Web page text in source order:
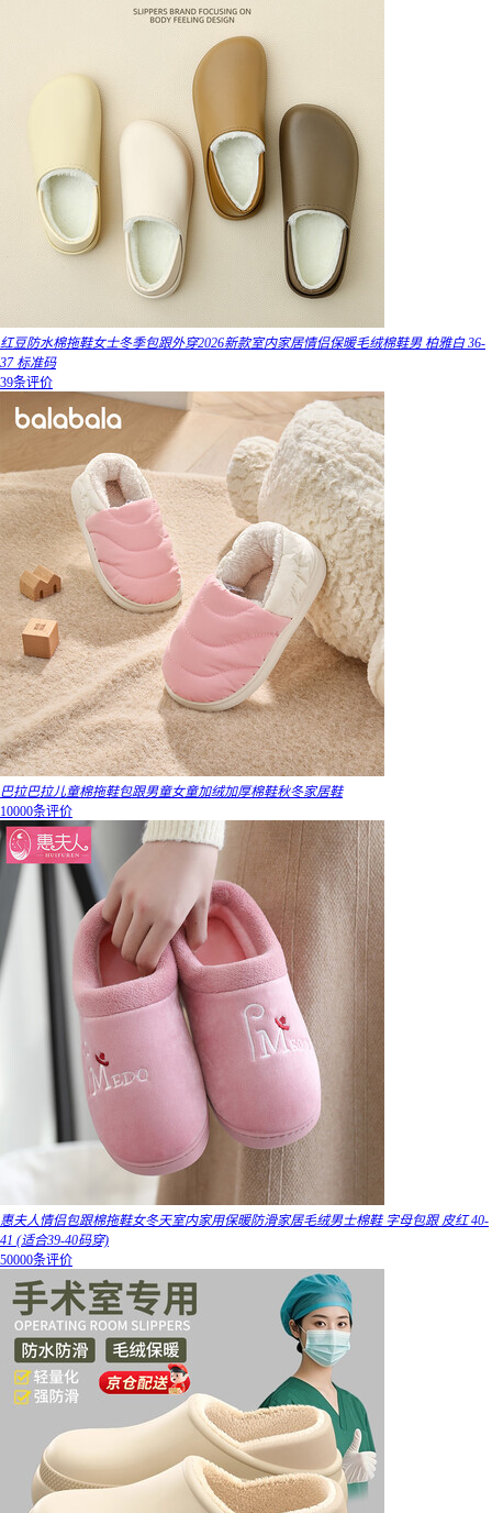
红豆防水棉拖鞋女士冬季包跟外穿2026新款室内家居情侣保暖毛绒棉鞋男 柏雅白 36-
37 标准码
39条评价
巴拉巴拉儿童棉拖鞋包跟男童女童加绒加厚棉鞋秋冬家居鞋
10000条评价
惠夫人情侣包跟棉拖鞋女冬天室内家用保暖防滑家居毛绒男士棉鞋 字母包跟 皮红 40-
41 (适合39-40码穿)
50000条评价